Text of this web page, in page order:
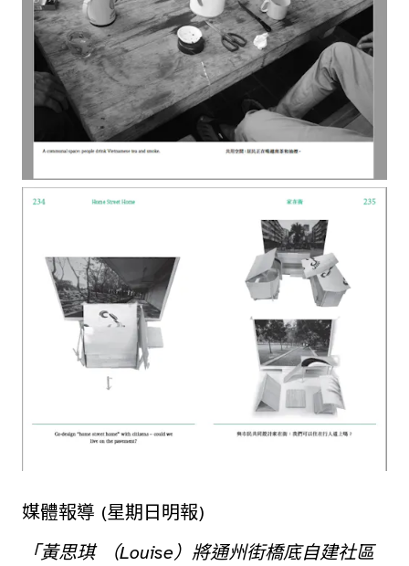
媒體報導 (星期日明報)
「黃思琪 （Louise）將通州街橋底自建社區